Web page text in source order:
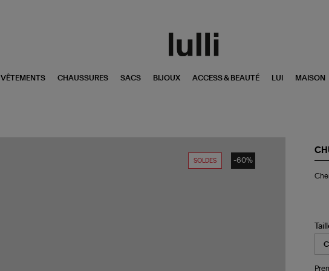
VÊTEMENTS CHAUSSURES SACS BIJOUX ACCESS & BEAUTÉ LUI MAISON
SOLDES -60%
Liv